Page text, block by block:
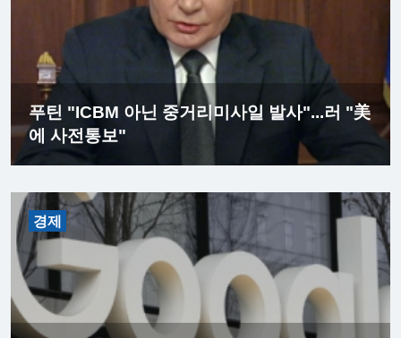
푸틴 "ICBM 아닌 중거리미사일 발사"...러 "美
에 사전통보"
경제